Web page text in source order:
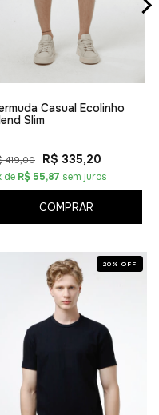
Casual Ecolinho
Slim
419,00 R$ 335,20
de R$ 55,87 sem juros
COMPRAR
20 % OFF